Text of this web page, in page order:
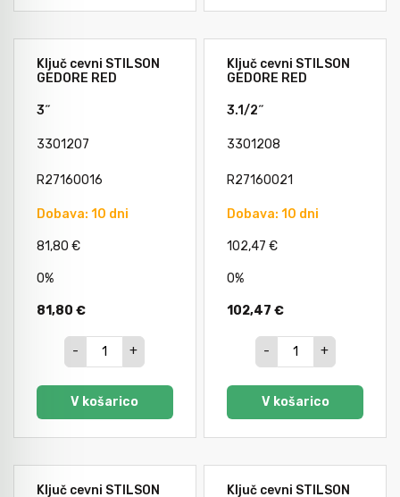
Ključ cevni STILSON
GEDORE RED
3˝
3301207
R27160016
Dobava: 10 dni
81,80 €
0%
81,80 €
- +
V košarico
Ključ cevni STILSON
GEDORE RED
3.1/2˝
3301208
R27160021
Dobava: 10 dni
102,47 €
0%
102,47 €
- +
V košarico
Ključ cevni STILSON
Ključ cevni STILSON